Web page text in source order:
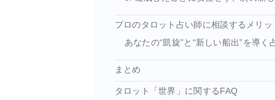
プロのタロット占い師に相談するメリッ
あなたの“凱旋”と“新しい船出”を導く
まとめ
タロット「世界」に関するFAQ